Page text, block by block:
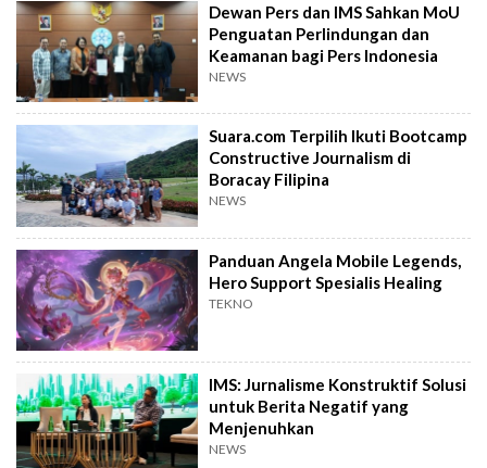
Dewan Pers dan IMS Sahkan MoU
Penguatan Perlindungan dan
Keamanan bagi Pers Indonesia
NEWS
Suara.com Terpilih Ikuti Bootcamp
Constructive Journalism di
Boracay Filipina
NEWS
Panduan Angela Mobile Legends,
Hero Support Spesialis Healing
TEKNO
IMS: Jurnalisme Konstruktif Solusi
untuk Berita Negatif yang
Menjenuhkan
NEWS